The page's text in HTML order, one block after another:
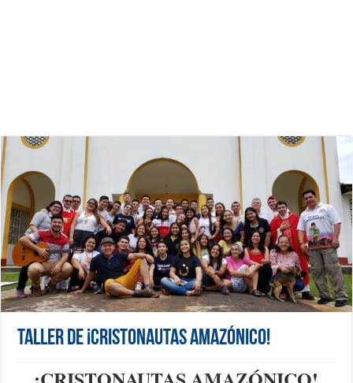
Taller de ¡CRISTONAUTAS AMAZÓNICO!